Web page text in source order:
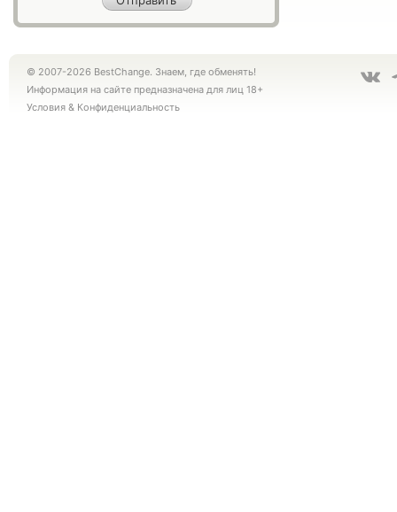
© 2007-2026 BestChange. Знаем, где обменять!
Информация на сайте предназначена для лиц 18+
Условия & Конфиденциальность